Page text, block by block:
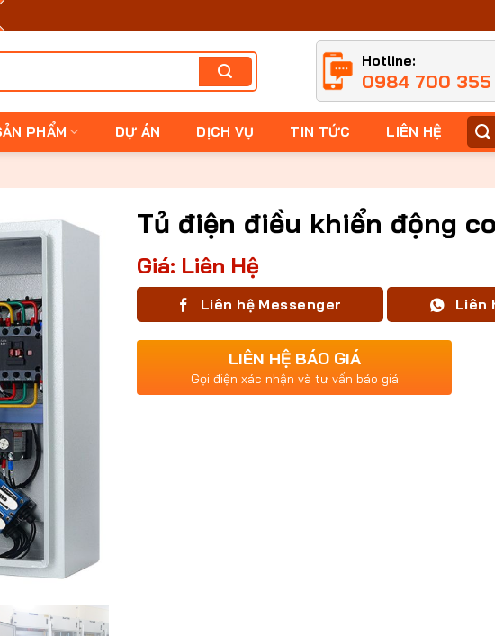
Hotline:
0984 700 355
PHẨM DỰ ÁN DỊCH VỤ TIN TỨC LIÊN HỆ
Tủ điện điều khiển động
Giá: Liên Hệ
Liên hệ Messenger Liên
LIÊN HỆ BÁO GIÁ
Gọi điện xác nhận và tư vấn báo giá